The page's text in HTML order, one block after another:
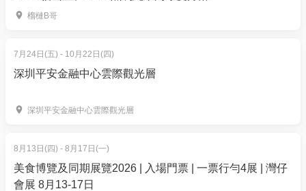
電子門票將會於 15/6/2025 或之前發送到閣下登記
購買的電郵地址
此次售票不設選座，視乎該場次座位分佈。
選購其他門票類別， 請到西九文化區網站:
https://www.westk.hk/tc/events/english-play-life-pi
榴槤B哥
7月24日(五) - 10月22日(四)
深圳平安金融中心雲際觀光層
深圳平安金融中心雲際觀光層
8月13日(四) - 8月17日(一)
美食博覽及同期展覽2026 | 入場門票 | 一票行勻4展 | 灣仔
會展 8月13-17日